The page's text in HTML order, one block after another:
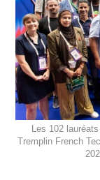
Les 102
Tremplin French